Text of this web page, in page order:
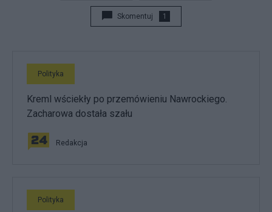
Skomentuj 1
Polityka
Kreml wściekły po przemówieniu Nawrockiego.
Zacharowa dostała szału
Redakcja
Polityka